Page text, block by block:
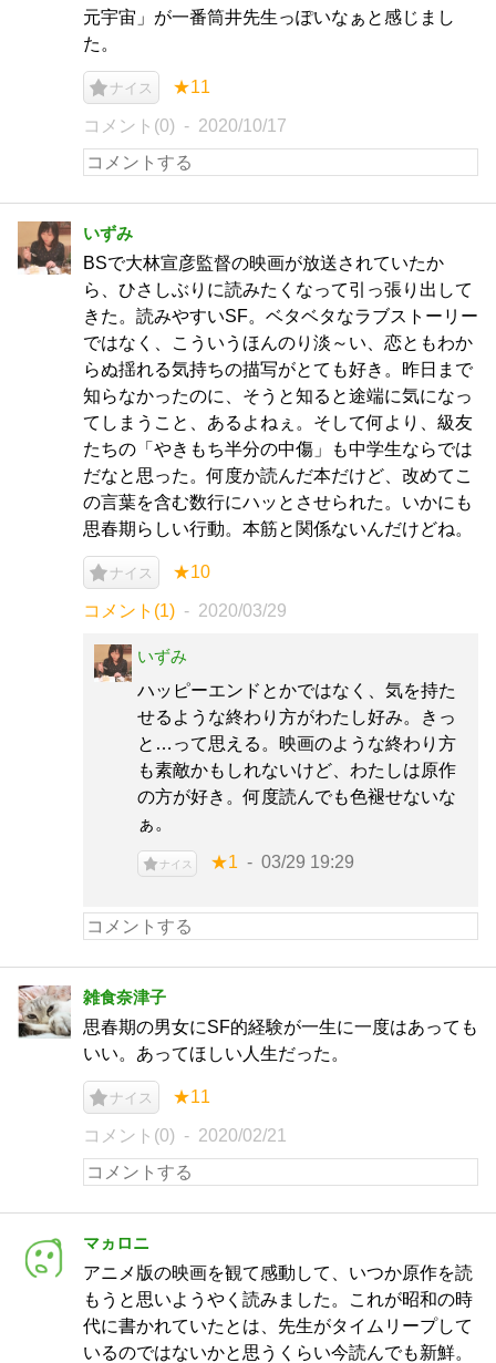
元宇宙」が一番筒井先生っぽいなぁと感じまし
た。
ナイス ★11
コメント(0) 2020/10/17
いずみ
BSで大林宣彦監督の映画が放送されていたか
ら、ひさしぶりに読みたくなって引っ張り出して
きた。読みやすいSF。ベタベタなラブストーリー
ではなく、こういうほんのり淡～い、恋ともわか
らぬ揺れる気持ちの描写がとても好き。昨日まで
知らなかったのに、そうと知ると途端に気になっ
てしまうこと、あるよねぇ。そして何より、級友
たちの「やきもち半分の中傷」も中学生ならでは
だなと思った。何度か読んだ本だけど、改めてこ
の言葉を含む数行にハッとさせられた。いかにも
思春期らしい行動。本筋と関係ないんだけどね。
ナイス ★10
コメント(1) 2020/03/29
いずみ
ハッピーエンドとかではなく、気を持た
せるような終わり方がわたし好み。きっ
と…って思える。映画のような終わり方
も素敵かもしれないけど、わたしは原作
の方が好き。何度読んでも色褪せないな
ぁ。
ナイス ★1 03/29 19:29
雑食奈津子
思春期の男女にSF的経験が一生に一度はあっても
いい。あってほしい人生だった。
ナイス ★11
コメント(0) 2020/02/21
マヵロニ
アニメ版の映画を観て感動して、いつか原作を読
もうと思いようやく読みました。これが昭和の時
代に書かれていたとは、先生がタイムリープして
いるのではないかと思うくらい今読んでも新鮮。